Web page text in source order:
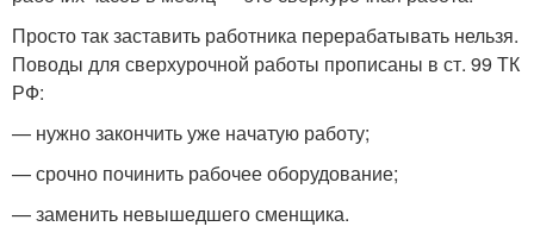
Просто так заставить работника перерабатывать нельзя.
Поводы для сверхурочной работы прописаны в ст. 99 ТК
РФ:
— нужно закончить уже начатую работу;
— срочно починить рабочее оборудование;
— заменить невышедшего сменщика.